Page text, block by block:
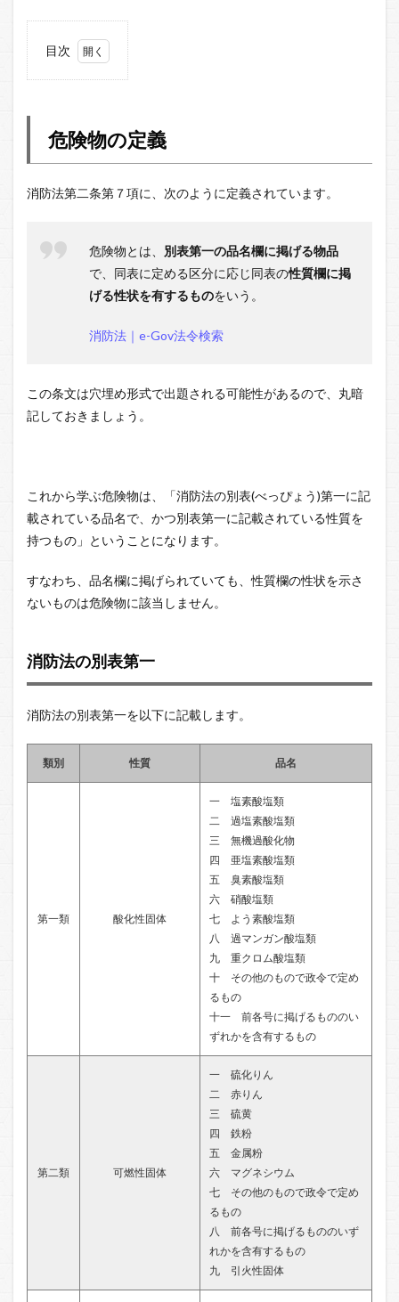
目次
1.1
法の
別表
1.2
危険物の定義
消防法第二条第７項に、次のように定義されています。
危険物とは、 別表第一の品名欄に掲げる物品
で、同表に定める区分に応じ同表の性質欄に掲
げる性状を有するものをいう。
消防法｜e-Gov法令検索
この条文は穴埋め形式で出題される可能性があるので、丸暗
記しておきましょう。
これから学ぶ危険物は、「消防法の別表(べっぴょう)第一に記
載されている品名で、かつ別表第一に記載されている性質を
持つもの」ということになります。
すなわち、品名欄に掲げられていても、性質欄の性状を示さ
ないものは危険物に該当しません。
消防法の別表第一
消防法の別表第一を以下に記載します。
類別 性質 品名
第一類 酸化性固体
一 塩素酸塩類
二 過塩素酸塩類
三 無機過酸化物
四 亜塩素酸塩類
五 臭素酸塩類
六 硝酸塩類
七 よう素酸塩類
八 過マンガン酸塩類
九 重クロム酸塩類
十 その他のもので政令で定め
るもの
十一 前各号に掲げるもののい
ずれかを含有するもの
第二類 可燃性固体
一 硫化りん
二 赤りん
三 硫黄
四 鉄粉
五 金属粉
六 マグネシウム
七 その他のもので政令で定め
るもの
八 前各号に掲げるもののいず
れかを含有するもの
九 引火性固体